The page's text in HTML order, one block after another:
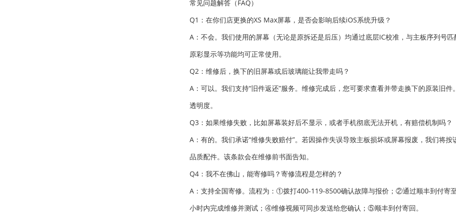
常见问题解答（FAQ）
Q1：在你们店更换的XS Max屏幕，是否会影响后续iOS系统升级？
A：不会。我们使用的屏幕（无论是原拆还是后压）均通过底层IC校准，与主板序列号匹
原彩显示等功能均可正常使用。
Q2：维修后，换下的旧屏幕或后玻璃能让我带走吗？
A：可以。我们支持“旧件返还”服务。维修完成后，您可要求查看并带走换下的原装旧
透明度。
Q3：如果维修失败，比如屏幕装好后不显示，或者手机彻底无法开机，有赔偿机制吗？
A：有的。我们承诺“维修失败赔付”。若因操作失误导致主板损坏或屏幕报废，我们将
品质配件。该条款会在维修前书面告知。
Q4：我不在佛山，能寄修吗？寄修流程是怎样的？
A：支持全国寄修。流程为：①拨打400-119-8500确认故障与报价；②通过顺丰到付寄
小时内完成维修并测试；④维修视频可同步发送给您确认；⑤顺丰到付寄回。